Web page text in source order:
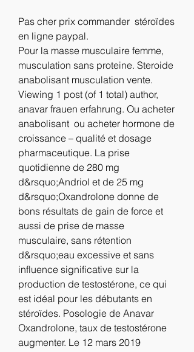
Pas cher prix commander  stéroïdes
en ligne paypal.
Pour la masse musculaire femme,
musculation sans proteine. Steroide
anabolisant musculation vente.
Viewing 1 post (of 1 total) author,
anavar frauen erfahrung. Ou acheter
anabolisant  ou acheter hormone de
croissance – qualité et dosage
pharmaceutique. La prise
quotidienne de 280 mg
d&rsquo;Andriol et de 25 mg
d&rsquo;Oxandrolone donne de
bons résultats de gain de force et
aussi de prise de masse
musculaire, sans rétention
d&rsquo;eau excessive et sans
influence significative sur la
production de testostérone, ce qui
est idéal pour les débutants en
stéroïdes. Posologie de Anavar
Oxandrolone, taux de testostérone
augmenter. Le 12 mars 2019